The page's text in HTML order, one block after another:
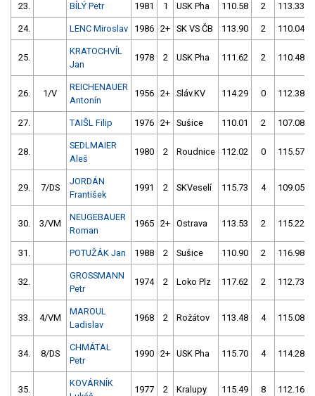
23. BÍLÝ Petr 1981 1 USK Pha 110.58 2 113.33
24. LENC Miroslav 1986 2+ SK VS ČB 113.90 2 110.04
25.
KRATOCHVÍL
Jan
1978 2 USK Pha 111.62 2 110.48
26. 1/V
REICHENAUER
Antonín
1956 2+ Sláv.KV 114.29 0 112.38
27. TAIŠL Filip 1976 2+ Sušice 110.01 2 107.08
28.
SEDLMAIER
Aleš
1980 2 Roudnice 112.02 0 115.57
29. 7/DS
JORDÁN
František
1991 2 SKVeselí 115.73 4 109.05
30. 3/VM
NEUGEBAUER
Roman
1965 2+ Ostrava 113.53 2 115.22
31. POTUŽÁK Jan 1988 2 Sušice 110.90 2 116.98
32.
GROSSMANN
Petr
1974 2 Loko Plz 117.62 2 112.73
33. 4/VM
MAROUL
Ladislav
1968 2 Rožátov 113.48 4 115.08
34. 8/DS
CHMÁTAL
Petr
1990 2+ USK Pha 115.70 4 114.28
35.
KOVÁRNÍK
1977 2 Kralupy 115.49 8 112.16